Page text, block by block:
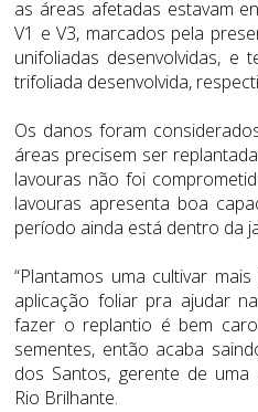
as áreas afetadas estavam
V1 e V3, marcados pela
unifoliadas desenvolvidas, e
trifoliada desenvolvida,
Os danos foram
áreas precisem ser
lavouras não foi
lavouras apresenta boa
período ainda está dentro da
“Plantamos uma cultivar
aplicação foliar pra ajudar
fazer o replantio é bem
sementes, então acaba
dos Santos, gerente de uma
Rio Brilhante.